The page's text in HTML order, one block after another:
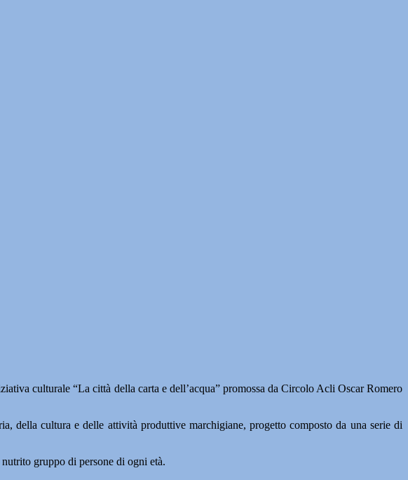
culturale “La città della carta e dell’acqua” promossa da Circolo Acli Oscar Romero
della cultura e delle attività produttive marchigiane, progetto composto da una serie di
gruppo di persone di ogni età.